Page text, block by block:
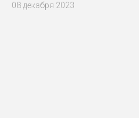
08 декабря 2023